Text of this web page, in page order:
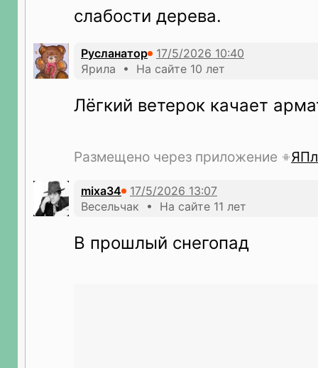
слабости дерева.
Русланатор
Ярила • На сайте 10 лет
Лёгкий ветерок качает
Размещено через приложение
mixa34
Весельчак • На сайте 11 лет
В прошлый снегопад